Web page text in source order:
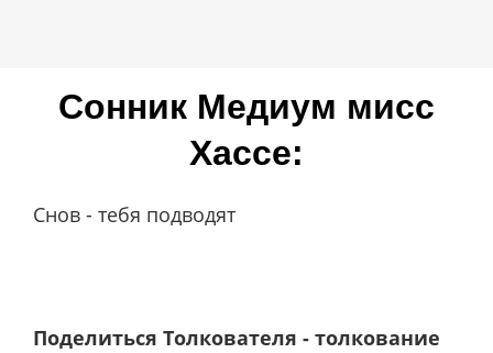
Сонник Мeдиyм миcc
Xacce:
Снов - тебя подводят
Поделиться Толкователя - толкование